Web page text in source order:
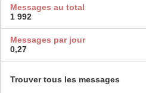
Messages au total
1 992
Messages par jour
0,27
Trouver tous les messages